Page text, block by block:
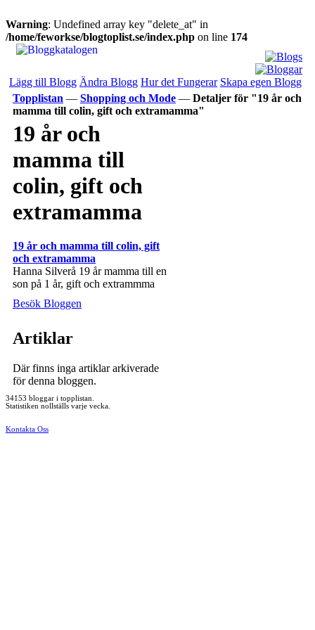
Warning: Undefined array key "delete_at" in
/home/feworkse/blogtoplist.se/index.php on line 174
Lägg till Blogg Ändra Blogg Hur det Fungerar Skapa egen Blogg
Topplistan — Shopping och Mode — Detaljer för "19 år och
mamma till colin, gift och extramamma"
19 år och
mamma till
colin, gift och
extramamma
19 år och mamma till colin, gift
och extramamma
Hanna Silverå 19 år mamma till en
son på 1 år, gift och extrammma
Besök Bloggen
Artiklar
Där finns inga artiklar arkiverade
för denna bloggen.
34153 bloggar i topplistan.
Statistiken nollställs varje vecka.
Kontakta Oss